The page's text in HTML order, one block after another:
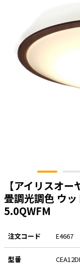
LANケーブル・コ
ネットワーク機器
エアコン・換気扇・
太陽光発電ケーブ
ボックス・ビニル
みカバー
工具関連
EV充電設備工事関連
EV充
ホテル・病院
【アイリスオ
畳調光調色 ウ
5.0QWFM
注文コード E4667
型番